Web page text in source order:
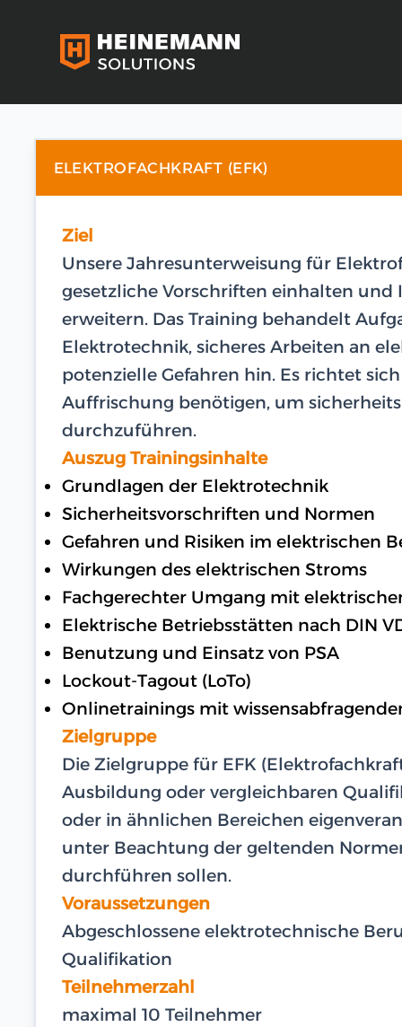
ELEKTROFACHKRAFT (EFK)
Ziel
Unsere Jahresunterweisung für
gesetzliche Vorschriften einhalten
erweitern. Das Training behandelt
Elektrotechnik, sicheres Arbeiten an
potenzielle Gefahren hin. Es richtet
Auffrischung benötigen, um
durchzuführen.
Auszug Trainingsinhalte
Grundlagen der Elektrotechnik
Sicherheitsvorschriften und Normen
Gefahren und Risiken im elektrischen
Wirkungen des elektrischen Stroms
Fachgerechter Umgang mit
Elektrische Betriebsstätten nach DIN
Benutzung und Einsatz von PSA
Lockout-Tagout (LoTo)
Onlinetrainings mit
Zielgruppe
Die Zielgruppe für EFK
Ausbildung oder vergleichbaren
oder in ähnlichen Bereichen
unter Beachtung der geltenden
durchführen sollen.
Voraussetzungen
Abgeschlossene elektrotechnische
Qualifikation
Teilnehmerzahl
maximal 10 Teilnehmer